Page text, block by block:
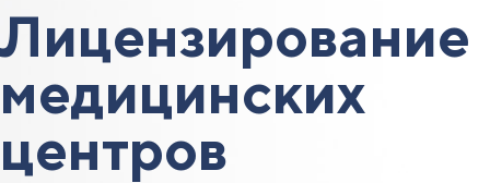
Лицензирование
медицинских
центров